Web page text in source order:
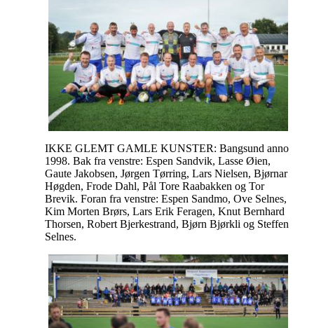
IKKE GLEMT GAMLE KUNSTER: Bangsund anno
1998. Bak fra venstre: Espen Sandvik, Lasse Øien,
Gaute Jakobsen, Jørgen Tørring, Lars Nielsen, Bjørnar
Høgden, Frode Dahl, Pål Tore Raabakken og Tor
Brevik. Foran fra venstre: Espen Sandmo, Ove Selnes,
Kim Morten Brørs, Lars Erik Feragen, Knut Bernhard
Thorsen, Robert Bjerkestrand, Bjørn Bjørkli og Steffen
Selnes.